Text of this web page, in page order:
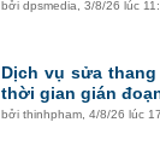
bởidpsmedia,3/8/26 lúc
Dịch vụ sửa
thời gian gián
bởithinhpham,4/8/26 lúc